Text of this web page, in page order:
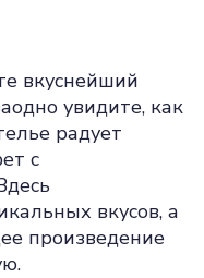
вкуснейший
увидите, как
радует
с
вкусов, а
произведение